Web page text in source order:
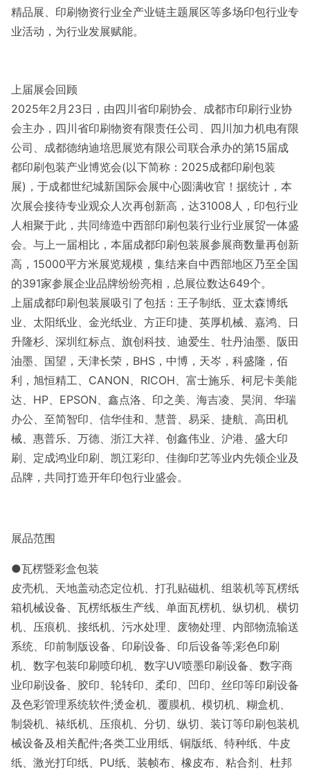
精品展、印刷物资行业全产业链主题展区等多场印包行业专
业活动，为行业发展赋能。
上届展会回顾
2025年2月23日，由四川省印刷协会、成都市印刷行业协
会主办，四川省印刷物资有限责任公司、四川加力机电有限
公司、成都德纳迪培思展览有限公司联合承办的第15届成
都印刷包装产业博览会(以下简称：2025成都印刷包装
展)，于成都世纪城新国际会展中心圆满收官！据统计，本
次展会接待专业观众人次再创新高，达31008人，印包行业
人相聚于此，共同缔造中西部印刷包装行业行业展贸一体盛
会。与上一届相比，本届成都印刷包装展参展商数量再创新
高，15000平方米展览规模，集结来自中西部地区乃至全国
的391家参展企业品牌纷纷亮相，总展位数达649个。
上届成都印刷包装展吸引了包括：王子制纸、亚太森博纸
业、太阳纸业、金光纸业、方正印捷、英厚机械、嘉鸿、日
升隆杉、深圳红标点、旗创科技、迪爱生、牡丹油墨、阪田
油墨、国望，天津长荣，BHS，中博，天岑，科盛隆，佰
利，旭恒精工、CANON、RICOH、富士施乐、柯尼卡美能
达、HP、EPSON、鑫点洛、印之美、海吉凌、昊润、华瑞
办公、至简智印、信华佳和、慧普、易采、捷航、高田机
械、惠普乐、万德、浙江大祥、创鑫伟业、沪港、盛大印
刷、定成鸿业印刷、凯江彩印、佳御印艺等业内先领企业及
品牌，共同打造开年印包行业盛会。
展品范围
●瓦楞暨彩盒包装
皮壳机、天地盖动态定位机、打孔贴磁机、组装机等瓦楞纸
箱机械设备、瓦楞纸板生产线、单面瓦楞机、纵切机、横切
机、压痕机、接纸机、污水处理、废物处理、内部物流输送
系统、印前制版设备、印刷设备、印后设备等;彩色印刷
机、数字包装印刷喷印机、数字UV喷墨印刷设备、数字商
业印刷设备、胶印、轮转印、柔印、凹印、丝印等印刷设备
及色彩管理系统软件;烫金机、覆膜机、模切机、糊盒机、
制袋机、裱纸机、压痕机、分切、纵切、装订等印刷包装机
械设备及相关配件;各类工业用纸、铜版纸、特种纸、牛皮
纸、激光打印纸、PU纸、装帧布、橡皮布、粘合剂、杜邦